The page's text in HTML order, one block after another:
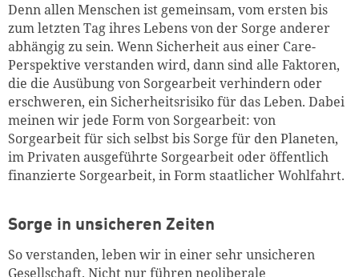
Denn allen Menschen ist gemeinsam, vom ersten bis
zum letzten Tag ihres Lebens von der Sorge anderer
abhängig zu sein. Wenn Sicherheit aus einer Care-
Perspektive verstanden wird, dann sind alle Faktoren,
die die Ausübung von Sorgearbeit verhindern oder
erschweren, ein Sicherheitsrisiko für das Leben. Dabei
meinen wir jede Form von Sorgearbeit: von
Sorgearbeit für sich selbst bis Sorge für den Planeten,
im Privaten ausgeführte Sorgearbeit oder öffentlich
finanzierte Sorgearbeit, in Form staatlicher Wohlfahrt.
Sorge in unsicheren Zeiten
So verstanden, leben wir in einer sehr unsicheren
Gesellschaft. Nicht nur führen neoliberale